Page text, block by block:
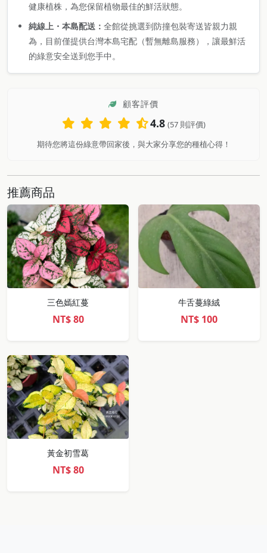
健康植株，為您保留植物最佳的鮮活狀態。
純線上・本島配送：全館從挑選到防撞包裝寄送皆親力親
為，目前僅提供台灣本島宅配（暫無離島服務），讓最鮮活
的綠意安全送到您手中。
顧客評價
4.8 (57 則評價)
期待您將這份綠意帶回家後，與大家分享您的種植心得！
推薦商品
三色嫣紅蔓
NT$80
牛舌蔓綠絨
NT$ 100
黃金初雪葛
NT$80